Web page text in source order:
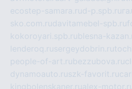
ecostep-samara.rud-p.spb.ru
sko.com.rudavitamebel-spb.ru
kokoroyari.spb.rublesna-
lenderoq.rusergeydobrin.ru
people-of-art.rubezzubova.ru
dynamoauto.ruszk-favorit.ru
kingbolenskaner.rualex-